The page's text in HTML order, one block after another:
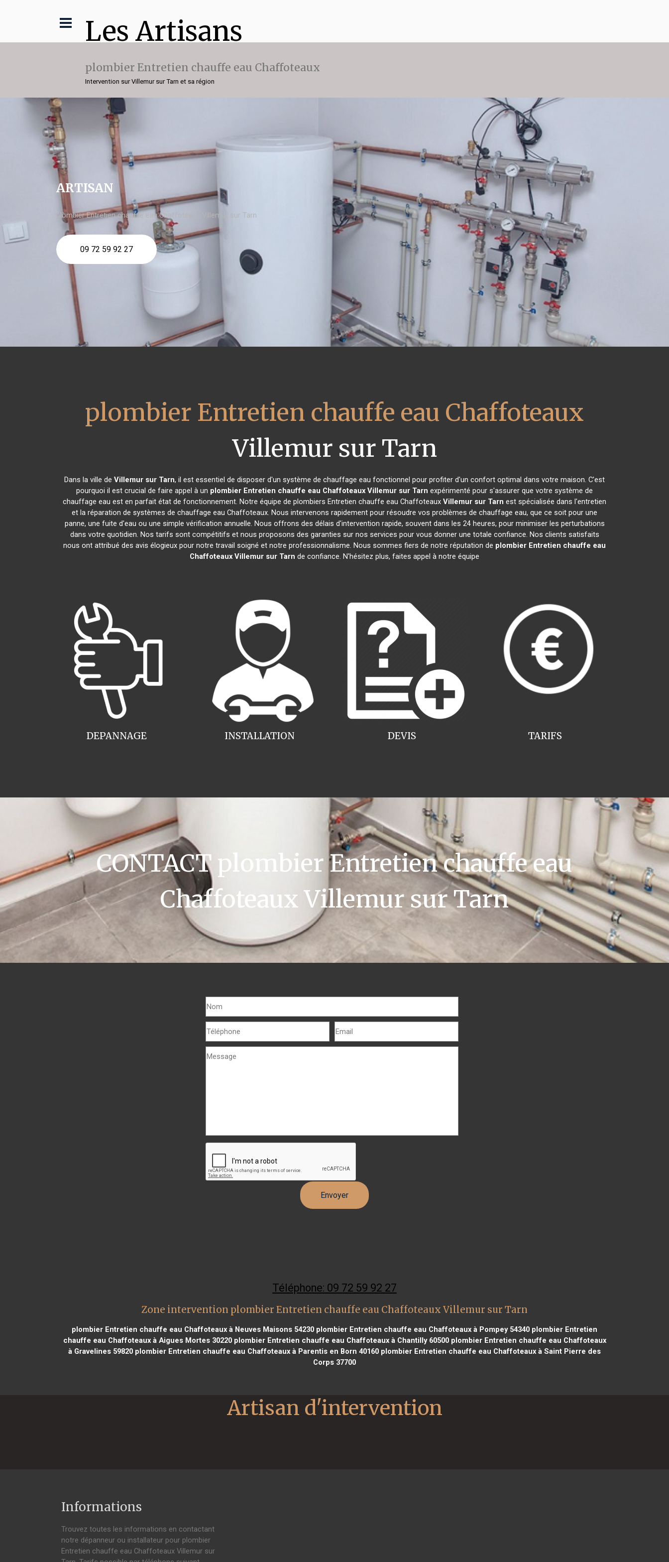
Les Artisans
plombier Entretien chauffe eau Chaffoteaux
Intervention sur Villemur sur Tarn et sa région
ARTISAN
plombier Entretien chauffe eau Chaffoteaux Villemur sur Tarn
09 72 59 92 27
plombier Entretien chauffe eau Chaffoteaux
Villemur sur Tarn
Dans la ville de Villemur sur Tarn, il est essentiel de disposer d'un système de chauffage eau fonctionnel pour profiter d'un confort optimal dans votre maison. C'est
pourquoi il est crucial de faire appel à un plombier Entretien chauffe eau Chaffoteaux Villemur sur Tarn expérimenté pour s'assurer que votre système de
chauffage eau est en parfait état de fonctionnement. Notre équipe de plombiers Entretien chauffe eau Chaffoteaux Villemur sur Tarn est spécialisée dans l'entretien
et la réparation de systèmes de chauffage eau Chaffoteaux. Nous intervenons rapidement pour résoudre vos problèmes de chauffage eau, que ce soit pour une
panne, une fuite d'eau ou une simple vérification annuelle. Nous offrons des délais d'intervention rapide, souvent dans les 24 heures, pour minimiser les perturbations
dans votre quotidien. Nos tarifs sont compétitifs et nous proposons des garanties sur nos services pour vous donner une totale confiance. Nos clients satisfaits
nous ont attribué des avis élogieux pour notre travail soigné et notre professionnalisme. Nous sommes fiers de notre réputation de plombier Entretien chauffe eau
Chaffoteaux Villemur sur Tarn de confiance. N'hésitez plus, faites appel à notre équipe
INSTALLATION
DEPANNAGE TARIFS
DEVIS
CONTACT plombier Entretien chauffe eau
Chaffoteaux Villemur sur Tarn
Téléphone: 09 72 59 92 27
Zone intervention plombier Entretien chauffe eau Chaffoteaux Villemur sur Tarn
plombier Entretien chauffe eau Chaffoteaux à Neuves Maisons 54230 plombier Entretien chauffe eau Chaffoteaux à Pompey 54340 plombier Entretien
chauffe eau Chaffoteaux à Aigues Mortes 30220plombier Entretien chauffe eau Chaffoteaux à Chantilly 60500plombier Entretien chauffe eau Chaffoteaux
à Gravelines 59820 plombier Entretien chauffe eau Chaffoteaux à Parentis en Born 40160 plombier Entretien chauffe eau Chaffoteaux à Saint Pierre des
Corps 37700
Informations
Trouvez toutes les informations en contactant
notre dépanneur ou installateur pour plombier
Entretien chauffe eau Chaffoteaux Villemur sur
Artisan d'intervention